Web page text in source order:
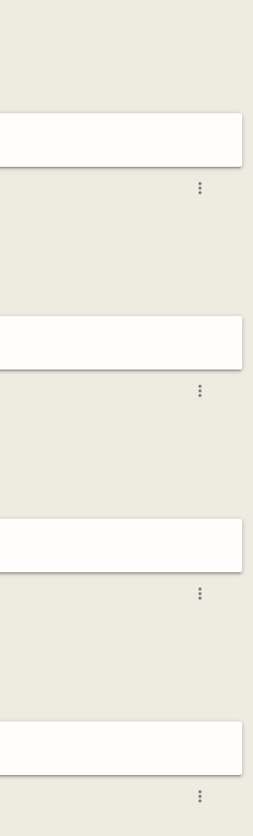
more_vert
more_vert
more_vert
more_vert